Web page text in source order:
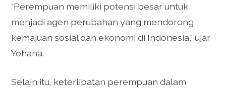
“Perempuan memiliki potensi besar untuk
menjadi agen perubahan yang mendorong
kemajuan sosial dan ekonomi di Indonesia,” ujar
Yohana.
Selain itu, keterlibatan perempuan dalam